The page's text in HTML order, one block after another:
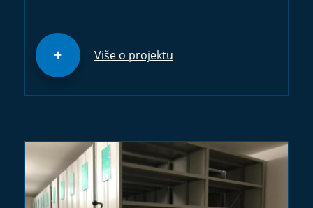
Više o projektu